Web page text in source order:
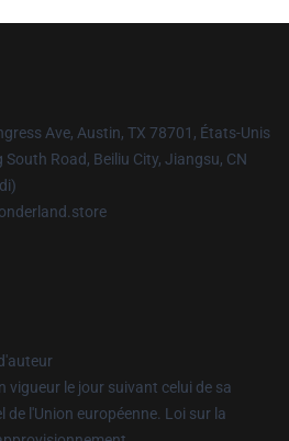
Ave, Austin, TX 78701, États-Unis
South Road, Beiliu City, Jiangsu, CN
vigueur le jour suivant celui de sa
l'Union européenne. Loi sur la